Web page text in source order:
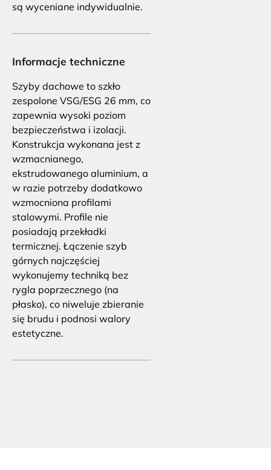
są wyceniane indywidualnie.
Informacje techniczne
Szyby dachowe to szkło
zespolone VSG/ESG 26 mm, co
zapewnia wysoki poziom
bezpieczeństwa i izolacji.
Konstrukcja wykonana jest z
wzmacnianego,
ekstrudowanego aluminium, a
w razie potrzeby dodatkowo
wzmocniona profilami
stalowymi. Profile nie
posiadają przekładki
termicznej. Łączenie szyb
górnych najczęściej
wykonujemy techniką bez
rygla poprzecznego (na
płasko), co niweluje zbieranie
się brudu i podnosi walory
estetyczne.